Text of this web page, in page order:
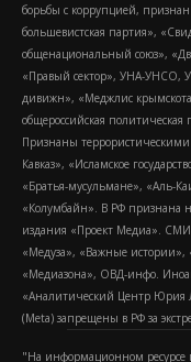
борьбы с коррупцией,
большевистская партия»,
общенациональный союз»,
«Правый сектор», УНА-УНСО,
дивижн», «Меджлис
общероссийская
Признаны
Кавказ», «Исламское
«Братья-мусульмане», «Аль-
«Колумбайн». В РФ признана
издания «Проект Медиа».
«Медуза», «Важные истории»,
«Медиазона», ОВД-инфо.
«Аналитический Центр Юрия
(Metа) запрещены в РФ за
"На информационном ресурсе